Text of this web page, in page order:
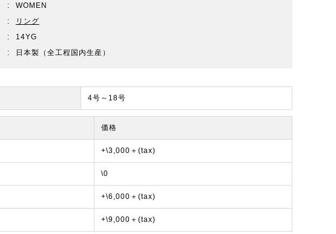
WOMEN
リング
14YG
日本製（全工程国内生産）
4号～18号
価格
+\3,000＋(tax)
\0
+\6,000＋(tax)
+\9,000＋(tax)